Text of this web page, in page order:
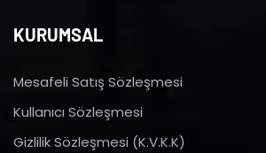
KURUMSAL
Mesafeli Satış Sözleşmesi
Kullanıcı Sözleşmesi
Gizlilik Sözleşmesi (K.V.K.K)